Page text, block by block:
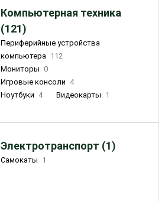
Компьютерная техника
(121)
Периферийные устройства
компьютера 112
Мониторы 0
Игровые консоли 4
Ноутбуки 4 Видеокарты 1
Электротранспорт (1)
Самокаты 1